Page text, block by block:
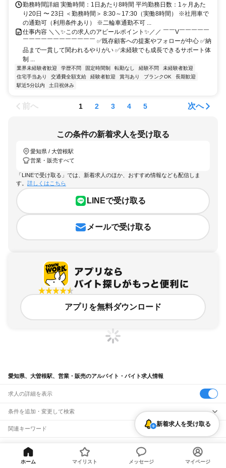
勤務時間詳細 実働時間：1日あたり8時間 平均勤務日数：1ヶ月あた
り20日 〜 23日 ＜勤務時間＞ 8:30～17:30（実働8時間） ※社用車で
の通勤可（利用条件あり） ※二輪車通勤不可 ...
仕事内容 ＼＼✨この求人のアピールポイント✨／／ ￣￣V￣￣￣￣￣
￣￣￣￣￣￣￣￣￣￣￣￣ ✅既存顧客への提案やフォローが中心 ✅納
品まで一貫して関われるやりがい ✅未経験でも成長できるサポート体
制 ...
業界未経験者歓迎 学歴不問 固定時間制 転勤なし 経験不問
未経験者歓迎
住宅手当あり
交通費全額支給 経験者歓迎 賞与あり ブランクOK
長期歓迎
駅近5分以内
土日祝休み
前へ 1 2 3 4 5 次へ
この条件の新着求人を受け取る
愛知県 / 大曽根駅
営業・販売すべて
「LINEで受け取る」では、新着求人のほか、おすすめ情報なども配信しま
す。 詳しくはこちら
LINEで受け取る
メールで受け取る
アプリを無料ダウンロード
愛知県、大曽根駅、営業・販売のアルバイト・バイト求人情報
求人の詳細を表示
条件を追加・変更して検索
市区町村を追加・変更
愛知県すべて
名古屋市
駅を追加・変更
JR中央本線(名古屋～塩尻)
職種を追加・変更
関連キーワード
バイトTOP
名古屋市 大曽根駅
営業・販売のアル
バイト・バイト・求人
新着求人を受け取る
ホーム マイリスト メッセージ マイページ